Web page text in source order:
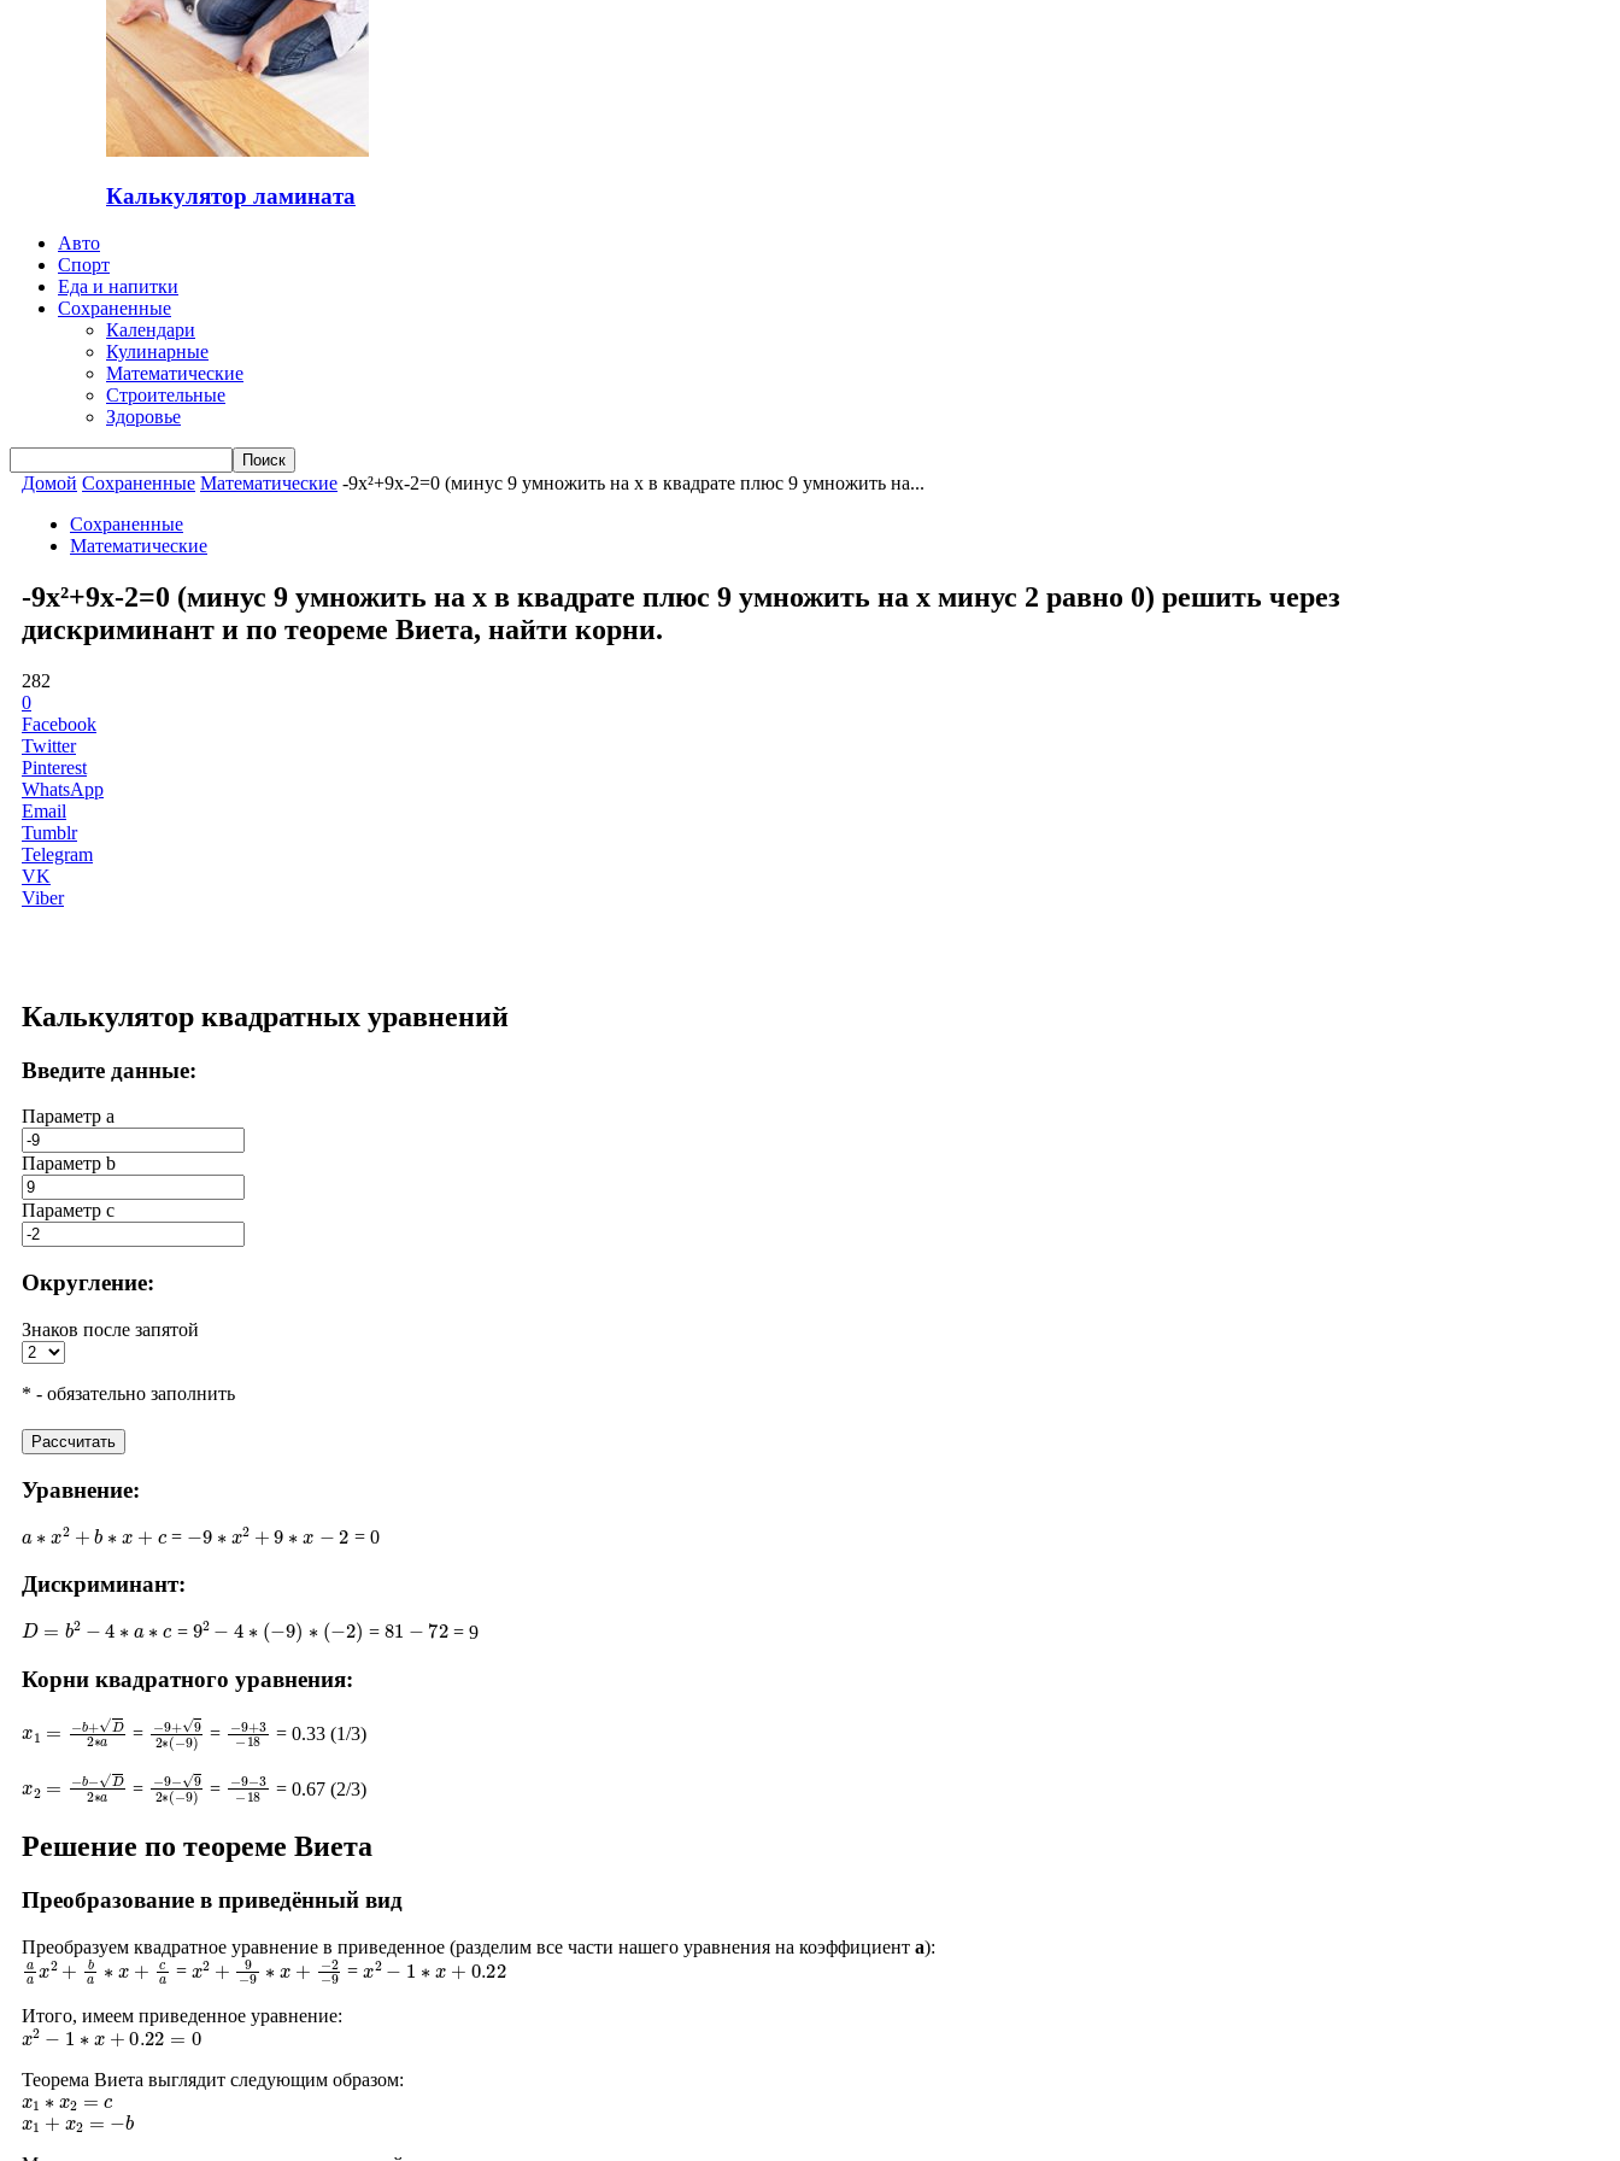
Калькулятор ламината
Авто
Спорт
Еда и напитки
Сохраненные
Календари
Кулинарные
Математические
Строительные
Здоровье
Домой Сохраненные Математические -9x²+9x-2=0 (минус 9 умножить на x в квадрате плюс 9 умножить на...
Сохраненные
Математические
-9x²+9x-2=0 (минус 9 умножить на x в квадрате плюс 9 умножить на x минус 2 равно 0) решить через
дискриминант и по теореме Виета, найти корни.
282
0
Facebook
Twitter
Pinterest
WhatsApp
Email
Tumblr
Telegram
VK
Viber
Калькулятор квадратных уравнений
Введите данные:
Параметр a
Параметр b
Параметр с
Округление:
Знаков после запятой
* - обязательно заполнить
Рассчитать
Уравнение:
2 b ∗ = 9∗ 2+ 9 ∗ = 0
Дискриминант:
D= 2− a = 92 ∗ − )∗ −2 = 81 72 = 9
Корни квадратного уравнения:
+ D2∗ = 9+ 92 9 )
= 9 +3 18
= 0.33 (1/3)
b−D2∗ = −9−92 −9)
= −9−3 18
= 0.67 (2/3)
Решение по теореме Виета
Преобразование в приведённый вид
Преобразуем квадратное уравнение в приведенное (разделим все части нашего уравнения на коэффициент a):
aax2+ba∗x+ca = x2+9−9∗x+
−2−9 =x2−1∗x+ 0.22
Итого, имеем приведенное уравнение:
x2−1∗x+0.22=0
Теорема Виета выглядит следующим образом:
x1∗x2= c
x1 + x2 =− b